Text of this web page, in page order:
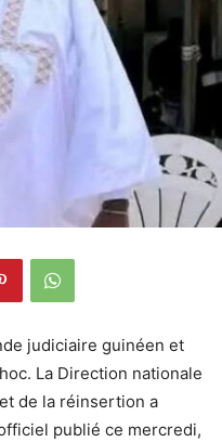
judiciaire guinéen et
La Direction nationale
de la réinsertion a
publié ce mercredi,